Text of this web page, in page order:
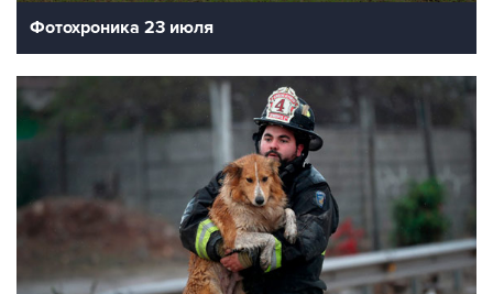
Фотохроника 23 июля